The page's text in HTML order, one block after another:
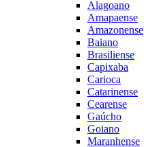
Alagoano
Amapaense
Amazonense
Baiano
Brasiliense
Capixaba
Carioca
Catarinense
Cearense
Gaúcho
Goiano
Maranhense